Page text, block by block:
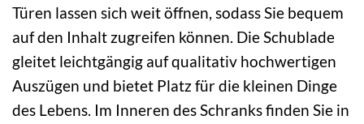
Türen lassen sich weit öffnen, sodass Sie bequem
auf den Inhalt zugreifen können. Die Schublade
gleitet leichtgängig auf qualitativ hochwertigen
Auszügen und bietet Platz für die kleinen Dinge
des Lebens. Im Inneren des Schranks finden Sie in